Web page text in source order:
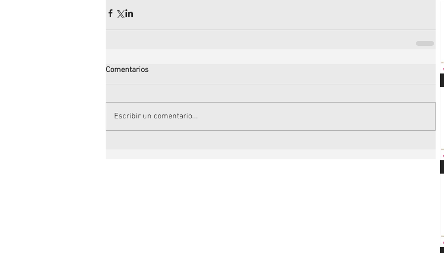
Comentarios
Escribir un comentario...